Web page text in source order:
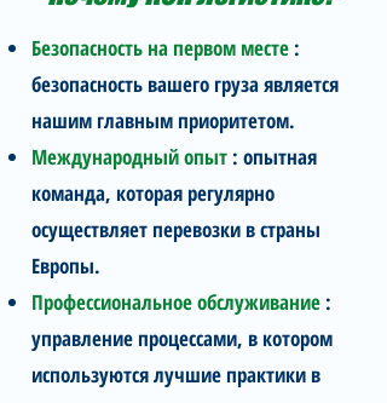
Безопасность на первом месте :
безопасность вашего груза является
нашим главным приоритетом.
Международный опыт : опытная
команда, которая регулярно
осуществляет перевозки в страны
Европы.
Профессиональное обслуживание :
управление процессами, в котором
используются лучшие практики в